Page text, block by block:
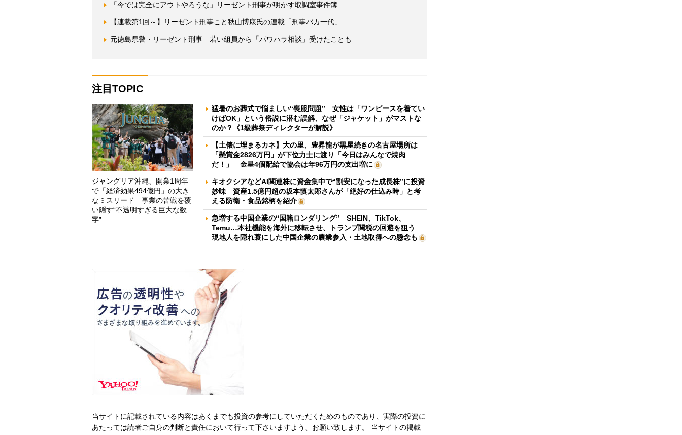
「今では完全にアウトやろうな」リーゼント刑事が明かす取調室事件簿
【連載第1回～】リーゼント刑事こと秋山博康氏の連載「刑事バカ一代」
元徳島県警・リーゼント刑事 若い組員から「パワハラ相談」受けたことも
注目TOPIC
ジャングリア沖縄、開業1周年
で「経済効果494億円」の大き
なミスリード 事業の苦戦を覆
い隠す“不透明すぎる巨大な数
字”
猛暑のお葬式で悩ましい“喪服問題” 女性は「ワンピースを着てい
けばOK」という俗説に潜む誤解、なぜ「ジャケット」がマストな
のか？《1級葬祭ディレクターが解説》
【土俵に埋まるカネ】大の里、豊昇龍が黒星続きの名古屋場所は
「懸賞金2826万円」が下位力士に渡り「今日はみんなで焼肉
だ！」 金星4個配給で協会は年96万円の支出増に
キオクシアなどAI関連株に資金集中で“割安になった成長株”に投資
妙味 資産1.5億円超の坂本慎太郎さんが「絶好の仕込み時」と考
える防衛・食品銘柄を紹介
急増する中国企業の“国籍ロンダリング” SHEIN、TikTok、
Temu…本社機能を海外に移転させ、トランプ関税の回避を狙う
現地人を隠れ蓑にした中国企業の農業参入・土地取得への懸念も
当サイトに記載されている内容はあくまでも投資の参考にしていただくためのものであり、実際の投資に
あたっては読者ご自身の判断と責任において行って下さいますよう、お願い致します。 当サイトの掲載